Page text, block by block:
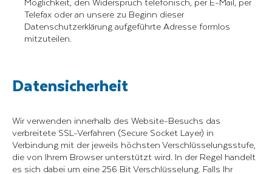
Telefax oder an unsere zu Beginn dieser
Datenschutzerklärung aufgeführte Adresse formlos
mitzuteilen.
Datensicherheit
Wir verwenden innerhalb des Website-Besuchs das
verbreitete SSL-Verfahren (Secure Socket Layer) in
Verbindung mit der jeweils höchsten Verschlüsselungsstufe,
die von Ihrem Browser unterstützt wird. In der Regel handelt
es sich dabei um eine 256 Bit Verschlüsselung. Falls Ihr